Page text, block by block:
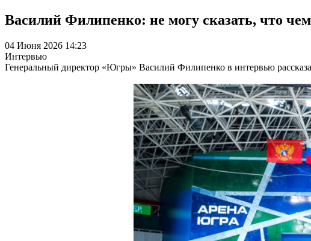
Василий Филипенко: не могу сказать, что
04 Июня 2026 14:23
Интервью
Генеральный директор «Югры» Василий Филипенко в интервью